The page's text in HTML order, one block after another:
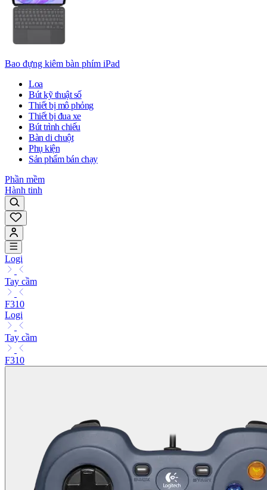
Bao đựng kiêm bàn phím iPad
Loa
Bút kỹ thuật số
Thiết bị mô phỏng
Thiết bị đua xe
Bút trình chiếu
Bàn di chuột
Phụ kiện
Sản phẩm bán chạy
Phần mềm
Hành tinh
Logi
Tay cầm
F310
Logi
Tay cầm
F310